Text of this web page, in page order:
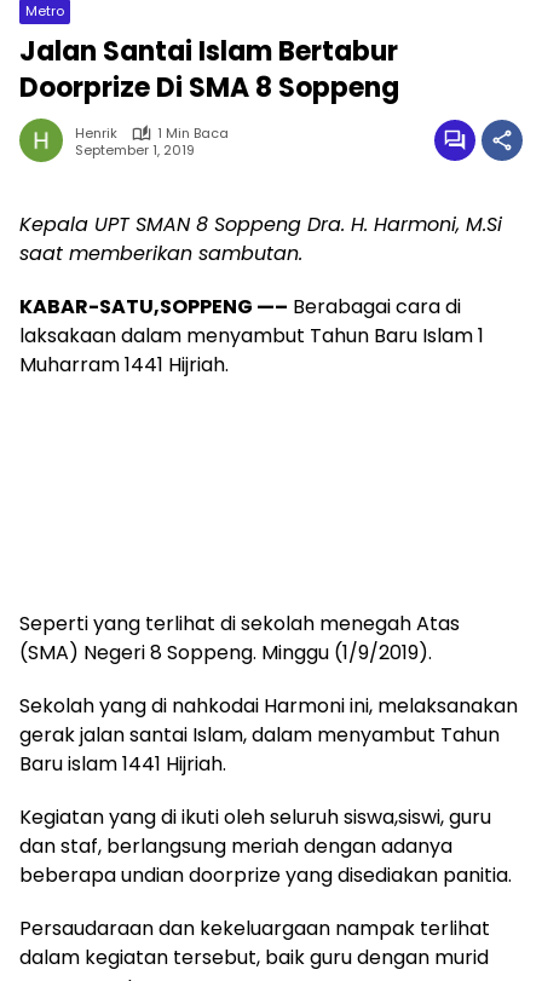
Metro
Jalan Santai Islam Bertabur
Doorprize Di SMA 8 Soppeng
Henrik
1 Min Baca
September 1, 2019
Kepala UPT SMAN 8 Soppeng Dra. H. Harmoni, M.Si
saat memberikan sambutan.
KABAR-SATU,SOPPENG —– Berabagai cara di
laksakaan dalam menyambut Tahun Baru Islam 1
Muharram 1441 Hijriah.
Seperti yang terlihat di sekolah menegah Atas
(SMA) Negeri 8 Soppeng. Minggu (1/9/2019).
Sekolah yang di nahkodai Harmoni ini, melaksanakan
gerak jalan santai Islam, dalam menyambut Tahun
Baru islam 1441 Hijriah.
Kegiatan yang di ikuti oleh seluruh siswa,siswi, guru
dan staf, berlangsung meriah dengan adanya
beberapa undian doorprize yang disediakan panitia.
Persaudaraan dan kekeluargaan nampak terlihat
dalam kegiatan tersebut, baik guru dengan murid